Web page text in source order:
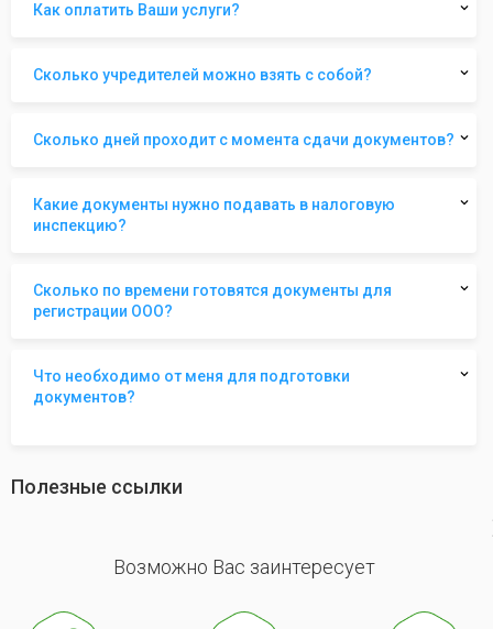
Как оплатить Ваши услуги?
Сколько учредителей можно взять с собой?
Сколько дней проходит с момента сдачи документов?
Какие документы нужно подавать в налоговую
инспекцию?
Сколько по времени готовятся документы для
регистрации ООО?
Что необходимо от меня для подготовки
документов?
Полезные ссылки
Возможно Вас заинтересует